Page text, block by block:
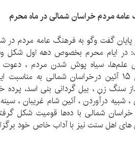
مردم خراسان شمالی در ماه محرم
گفت و‌گو به فرهنگ عامه مردم در
در ایام محرم بخصوص دهه اول شکل
علم‌ها، سیاه پوش شدن مردم ،
تاکنون ۱۵ آئین درخراسان شمالی به
سنگ زنِ ، بیل گردانی بنی اسد، پرده
، شبیه درآوردن ، آئین شام غریبان ،
خراسان شمالی با ده‌ها قومیت شکل
های اهل سنت نیز با آداب خاص خود